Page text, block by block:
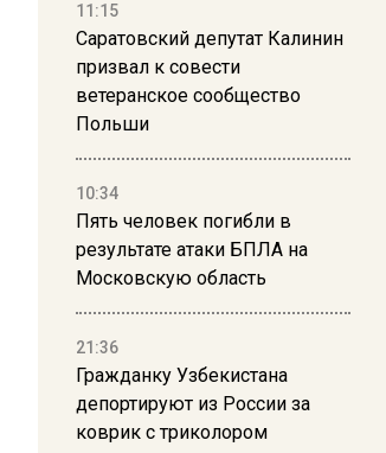
11:15
Саратовский депутат Калинин
призвал к совести
ветеранское сообщество
Польши
10:34
Пять человек погибли в
результате атаки БПЛА на
Московскую область
21:36
Гражданку Узбекистана
депортируют из России за
коврик с триколором